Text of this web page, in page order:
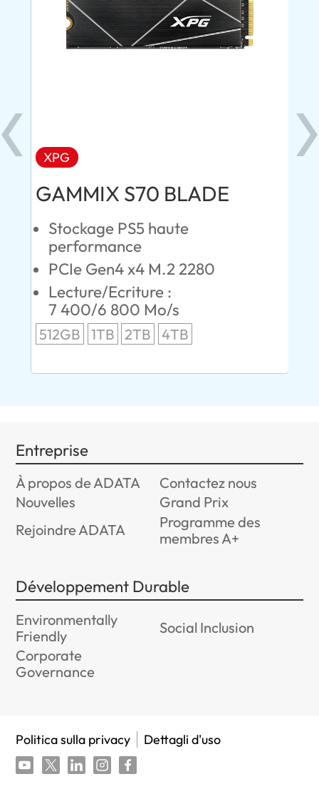
XPG
GAMMIX S70 BLADE
Stockage PS5 haute
performance
PCIe Gen4 x4 M.2 2280
Lecture/Ecriture :
7 400/6 800 Mo/s
512GB 1TB 2TB 4TB
Entreprise
À propos de ADATA
Contactez nous
Nouvelles
Grand Prix
Rejoindre ADATA
Programme des
membres A+
Développement Durable
Environmentally
Friendly
Social Inclusion
Corporate
Governance
Politica sulla privacy Dettagli d'uso